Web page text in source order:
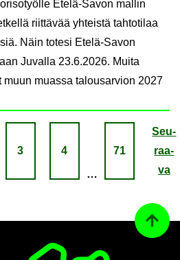
Etelä-Savon mallin
riittävää yhteistä tahtotilaa
Näin totesi Etelä-Savon
Juvalla 23.6.2026. Muita
muassa talousarvion 2027
3
4
…
71
Seu­
raa­
va